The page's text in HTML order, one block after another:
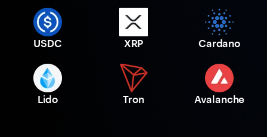
USDC XRP Cardano
Lido Tron Avalanche